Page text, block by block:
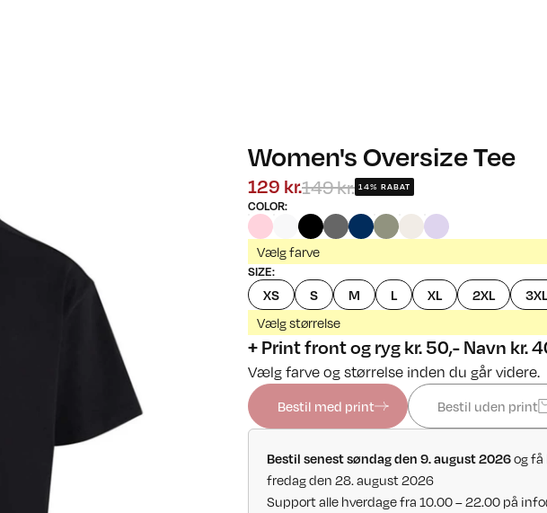
Women's Oversize Tee
129 kr.149 kr. 14% RABAT
COLOR:
Vælg farve
SIZE:
XS S M L XL 2XL 3XL
Vælg størrelse
+ Print front og ryg kr. 50,- Navn kr.
Vælg farve og størrelse inden du går videre.
Bestil med print Bestil uden print
Bestil senest søndag den 9. august 2026og få
fredag den 28. august 2026
Support alle hverdage fra 10.00 – 22.00 på